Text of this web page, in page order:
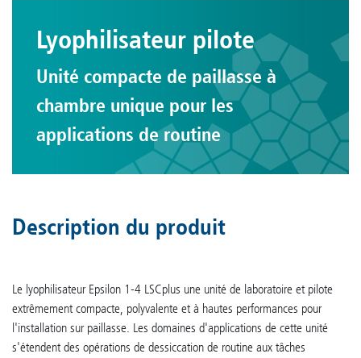
Lyophilisateur pilote
Unité compacte de paillasse à
chambre unique pour les
applications de routine
Description du produit
Le lyophilisateur Epsilon 1-4 LSCplus une unité de laboratoire et pilote
extrêmement compacte, polyvalente et à hautes performances pour
l'installation sur paillasse. Les domaines d'applications de cette unité
s'étendent des opérations de dessiccation de routine aux tâches